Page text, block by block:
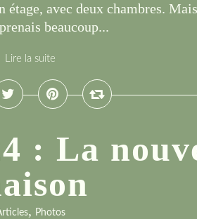
avec deux chambres.
beaucoup...
Lire la suite
: La
, Photos